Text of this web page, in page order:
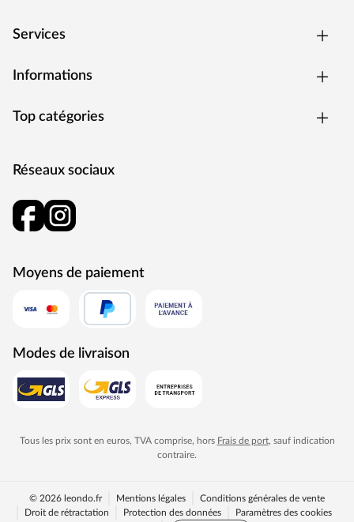
Services
Informations
Top catégories
Réseaux sociaux
Moyens de paiement
Modes de livraison
Tous les prix sont en euros, TVA comprise, hors Frais de port, sauf indication
contraire.
© 2026 leondo.fr Mentions légales
Conditions générales de vente
Droit de rétractation
Protection des données Paramètres des cookies